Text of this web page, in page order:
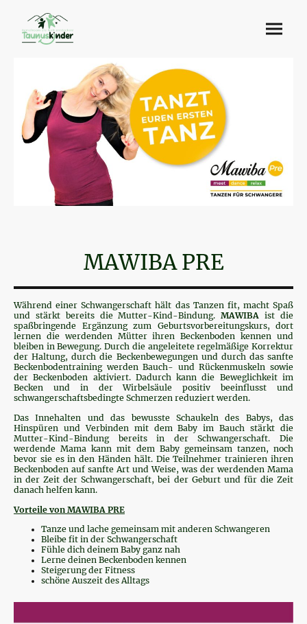
MAWIBA PRE
Während einer Schwangerschaft hält das Tanzen fit, macht Spaß
und stärkt bereits die Mutter-Kind-Bindung.MAWIBA ist die
spaßbringende Ergänzung zum Geburtsvorbereitungskurs, dort
lernen die werdenden Mütter ihren Beckenboden kennen und
bleiben in Bewegung. Durch die angeleitete regelmäßige Korrektur
der Haltung, durch die Beckenbewegungen und durch das sanfte
Beckenbodentraining werden Bauch- und Rückenmuskeln sowie
der Beckenboden aktiviert. Dadurch kann die Beweglichkeit im
Becken und in der Wirbelsäule positiv beeinflusst und
schwangerschaftsbedingte Schmerzen reduziert werden.
Das Innehalten und das bewusste Schaukeln des Babys, das
Hinspüren und Verbinden mit dem Baby im Bauch stärkt die
Mutter-Kind-Bindung bereits in der Schwangerschaft. Die
werdende Mama kann mit dem Baby gemeinsam tanzen, noch
bevor sie es in den Händen hält. Die Teilnehmer trainieren ihren
Beckenboden auf sanfte Art und Weise, was der werdenden Mama
in der Zeit der Schwangerschaft, bei der Geburt und für die Zeit
danach helfen kann.
Vorteile von MAWIBA PRE
Tanze und lache gemeinsam mit anderen Schwangeren
Bleibe fit in der Schwangerschaft
Fühle dich deinem Baby ganz nah
Lerne deinen Beckenboden kennen
Steigerung der Fitness
schöne Auszeit des Alltags